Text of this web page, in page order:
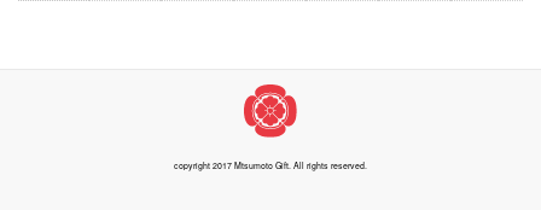
copyright 2017 Mtsumoto Gift. All rights reserved.